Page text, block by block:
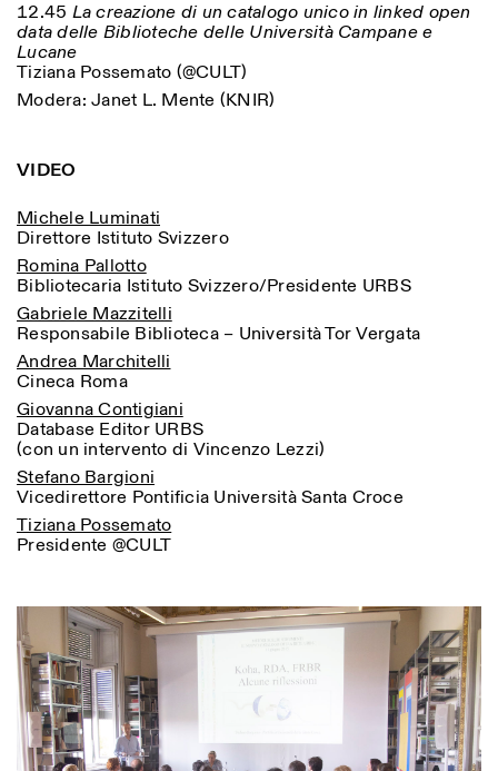
12.45 La creazione di un catalogo unico in linked open
data delle Biblioteche delle Università Campane e
Lucane
Tiziana Possemato (@CULT)
Modera: Janet L. Mente (KNIR)
VIDEO
Michele Luminati
Direttore Istituto Svizzero
Romina Pallotto
Bibliotecaria Istituto Svizzero/Presidente URBS
Gabriele Mazzitelli
Responsabile Biblioteca – Università Tor Vergata
Andrea Marchitelli
Cineca Roma
Giovanna Contigiani
Database Editor URBS
(con un intervento di Vincenzo Lezzi)
Stefano Bargioni
Vicedirettore Pontificia Università Santa Croce
Tiziana Possemato
Presidente @CULT